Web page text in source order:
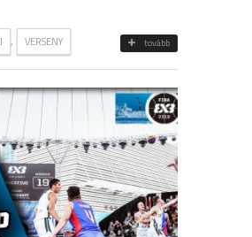
, VERSENY tovább